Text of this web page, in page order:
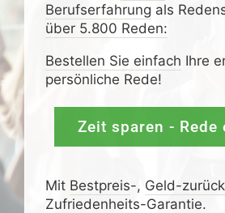
Berufserfahrung als
über 5.800 Reden:
Bestellen Sie einfach Ihre
persönliche Rede!
Zeit sparen - Rede
Mit Bestpreis-, Geld-
Zufrieden­­heits-Garantie.